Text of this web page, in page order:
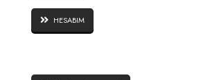
HESABIM